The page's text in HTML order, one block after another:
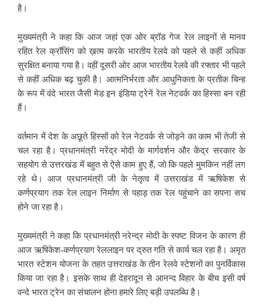
है।
मुख्यमंत्री ने कहा कि आज जहां एक ओर ब्रॉड गेज रेल लाइनों से मानव
रहित रेल क्रॉसिंग को ख़त्म करके भारतीय रेलवे को पहले से कहीं अधिक
सुरक्षित बनाया गया है। वहीं दूसरी ओर आज भारतीय रेलवे की रफ्तार भी पहले
से कहीं अधिक बढ़ चुकी है। आत्मनिर्भरता और आधुनिकता के प्रतीक चिन्ह
के रूप में वंदे भारत जैसी मेड इन इंडिया ट्रेनें रेल नेटवर्क का हिस्सा बन रही
हैं।
वर्तमान में देश के अछूते हिस्सों को रेल नेटवर्क से जोड़ने का काम भी तेजी से
चल रहा है। प्रधानमंत्री नरेंद्र मोदी के मार्गदर्शन और केंद्र सरकार के
सहयोग से उत्तरखंड में बहुत से ऐसे काम हुए हैं, जो कि पहले मुमकिन नहीं लग
रहे थे। आज प्रधानमंत्री जी के नेतृत्व में उत्तराखंड में ऋषिकेश से
कर्णप्रयाग तक रेल लाइन निर्माण से पहाड़ तक रेल पहुंचाने का सपना सच
होने जा रहा है।
मुख्यमंत्री ने कहा कि प्रधानमंत्री नरेन्द्र मोदी के स्पष्ट विजन के कारण ही
आज ऋषिकेश-कर्णप्रयाग रेललाइन पर द्रुत गति से कार्य चल रहा है। अमृत
भारत स्टेशन योजना के तहत उत्तराखंड के तीन रेलवे स्टेशनों का पुनर्विकास
किया जा रहा है। इसके साथ ही देहरादून से आनन्द विहार के बीच इसी वर्ष
वन्दे भारत ट्रेन का संचालन होना हमारे लिए बड़ी उपलब्धि है।